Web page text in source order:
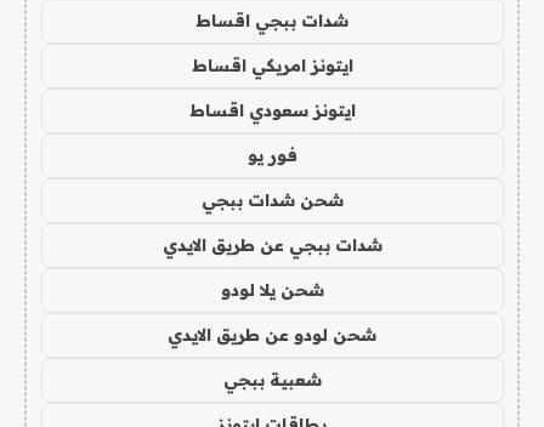
شدات ببجي اقساط
ايتونز امريكي اقساط
ايتونز سعودي اقساط
فور يو
شحن شدات ببجي
شدات ببجي عن طريق الايدي
شحن يلا لودو
شحن لودو عن طريق الايدي
شعبية ببجي